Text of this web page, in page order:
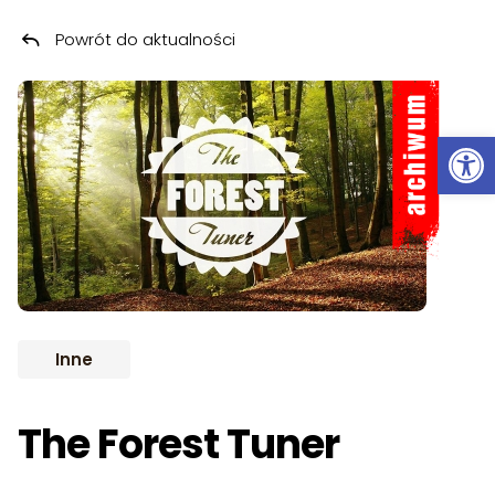
Przeskocz do treści
ARCHIWUM
Inne
The Forest Tuner
Powrót do aktualności